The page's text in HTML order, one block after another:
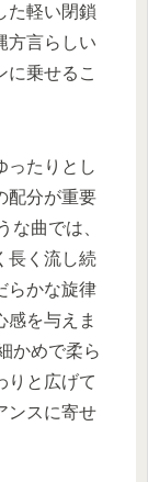
た軽い閉鎖
方言らしい
に乗せるこ
ったりとし
配分が重要
な曲では、
長く流し続
らかな旋律
感を与えま
かめで柔ら
りと広げて
ンスに寄せ